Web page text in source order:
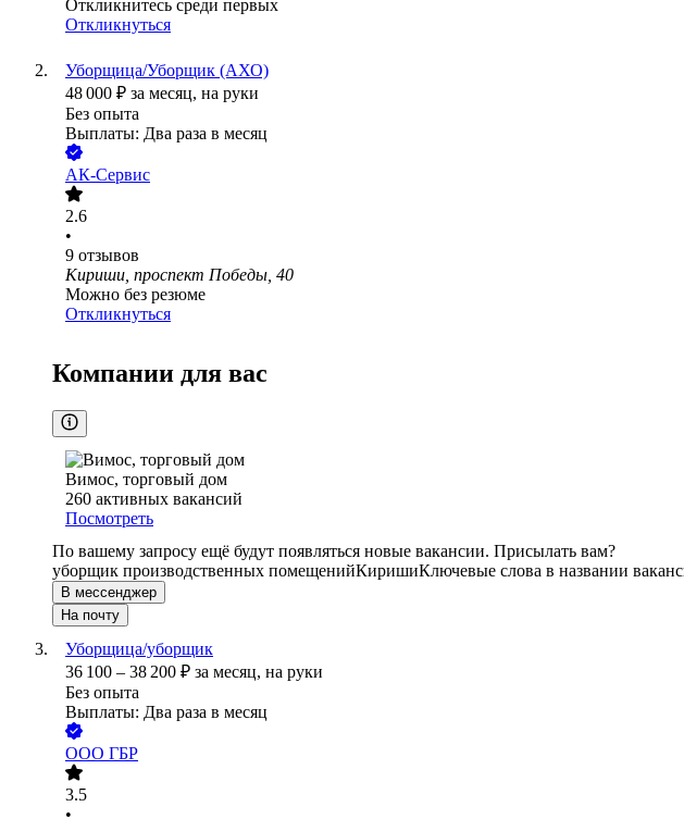
Откликнитесь среди первых
Откликнуться
Уборщица/Уборщик (АХО)
48 000 ₽ за месяц, на руки
Без опыта
Выплаты: Два раза в месяц
АК-Сервис
2.6
•
9 отзывов
Кириши, проспект Победы, 40
Можно без резюме
Откликнуться
Компании для вас
Вимос, торговый дом
260 активных вакансий
Посмотреть
По вашему запросу ещё будут появляться новые вакансии. Присылать вам?
уборщик производственных помещенийКиришиКлючевые слова в названии
В мессенджер
На почту
Уборщица/уборщик
36 100 – 38 200 ₽ за месяц, на руки
Без опыта
Выплаты: Два раза в месяц
ООО ГБР
3.5
•